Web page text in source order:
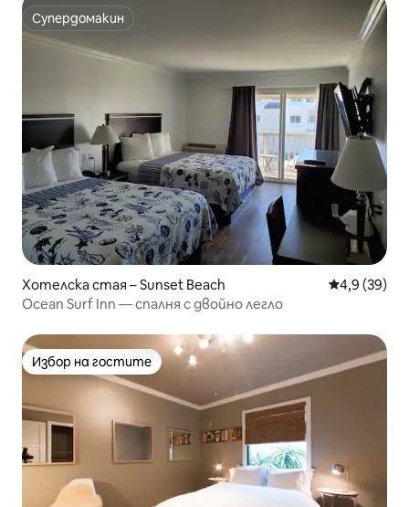
Супердомакин
Супердомакин
Хотелска стая – Sunset Beach Средна
4,9 (39)
Ocean Surf Inn — спалня с двойно легло
Избор на гостите
Избор на гостите